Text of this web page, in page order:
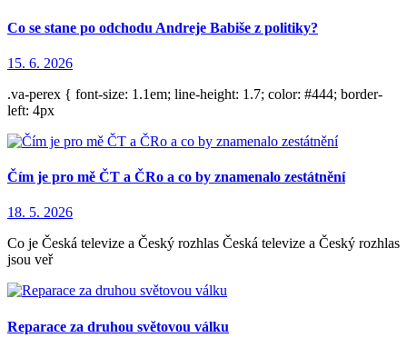
Co se stane po odchodu Andreje Babiše z politiky?
15. 6. 2026
.va-perex { font-size: 1.1em; line-height: 1.7; color: #444; border-
left: 4px
Čím je pro mě ČT a ČRo a co by znamenalo zestátnění
18. 5. 2026
Co je Česká televize a Český rozhlas Česká televize a Český rozhlas
jsou veř
Reparace za druhou světovou válku